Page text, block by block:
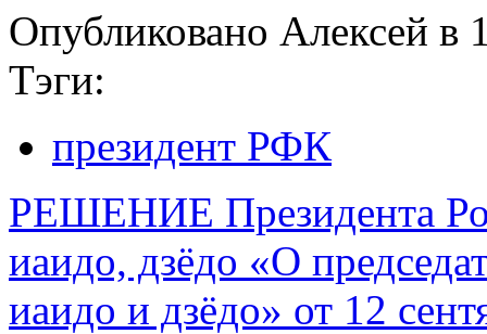
Опубликовано Алексей в
Тэги:
президент РФК
РЕШЕНИЕ Президента
иаидо, дзёдо «О
иаидо и дзёдо» от 12